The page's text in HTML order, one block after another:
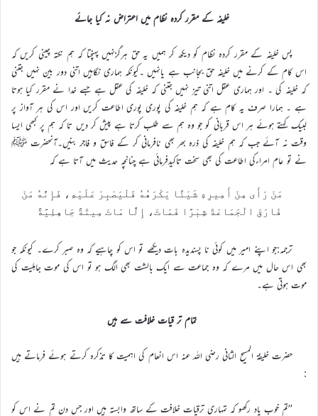
خلیفہ کے مقرر کردہ نظام میں اعتراض نہ کیا جائے
پس خلیفہ کے مقرر کردہ نظام کو دیکھ کر ہمیں یہ حق ہرگزنہیں پہنچتا کہ ہم نکتہ چینی کریں کہ
اس کام کے کرنے میں خلیفه حق بجانب ہے یانہیں ۔کیونکہ ہماری نگاہیں اتنی دور بین نہیں جتنی
کہ خلیفہ کی ۔ اور ہماری عقل اتنی تیز نہیں جتنی کہ خلیفہ کی عقل ہے جسے خدا نے مقرر کیا ہوتا
ہے ۔ ہمارا صرف یہ کام ہے کہ ہم خلیفہ کی پوری پوری اطاعت کریں اور اس کی ہر آواز پر
لبیک کہتے ہوئے ہر اس قربانی کو جو وہ ہم سے طلب کرتا ہے پیش کر دیں تا کہ ہم پر کبھی ایسا
وقت نہ آئے جب کہ ہم خلیفہ کی ذرہ بھر بھی نافرمانی کر کے فاسق و فاجر بنیں۔آنحضرت ﷺ
نے تو عام امراءکی اطاعت کی بھی سخت تاکیدفرمائی ہے چنانچہ حدیث میں آتا ہے کہ
مَنْ رَأَى مِنْ أَمِيرِهِ شَيْئًا يَكْرَهُهُ فَلْيَصْبِرْ عَلَيْهِ، فَإِنَّهُ مَنْ
فَارَقَ الْجَمَاعَةَ شِبْرًا فَمَاتَ، إِلَّا مَاتَ مِيتَةً جَاهِلِيَّةً
ترجمہ:جو اپنے امیر میں کوئی نا پسندیدہ بات دیکھے تو اس کو چاہیے کہ وہ صبر کرے۔ کیونکہ جو
بھی اس حال میں مرے کہ وہ جماعت سے ایک بالشت بھی الگ ہو تو اس کی موت جاہلیت کی
موت ہوتی ہے۔
تمام تر قیات خلافت سے ہیں
حضرت خلیفۃ المسیح الثانی رضی اللہ عنہ اس انعام کی اہمیت کا تذکرہ کرتے ہوئے فرماتے ہیں
:
’’تم خوب یاد رکھو کہ تمہاری ترقیات خلافت کے ساتھ وابستہ ہیں اور جس دن تم نے اس کو